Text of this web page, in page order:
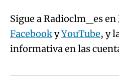
Sigue a Radioclm_es en
FacebookyYouTube, y
informativa en las